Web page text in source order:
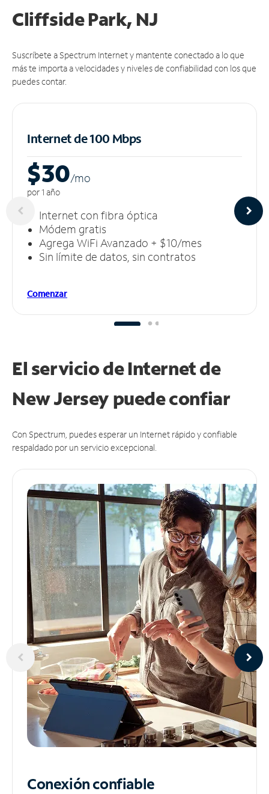
Cliffside Park, NJ
Suscríbete a Spectrum Internet y mantente conectado a lo que
más te importa a velocidades y niveles de confiabilidad con los que
puedes contar.
Internet de 100 Mbps
$30/mo
por 1 año
Internet con fibra óptica
Módem gratis
Agrega WiFi Avanzado + $10/mes
Sin límite de datos, sin contratos
Comenzar
El servicio de Internet de
New Jersey puedeconfiar
Con Spectrum, puedes esperar un Internet rápido y confiable
respaldado por un servicio excepcional.
Conexión confiable